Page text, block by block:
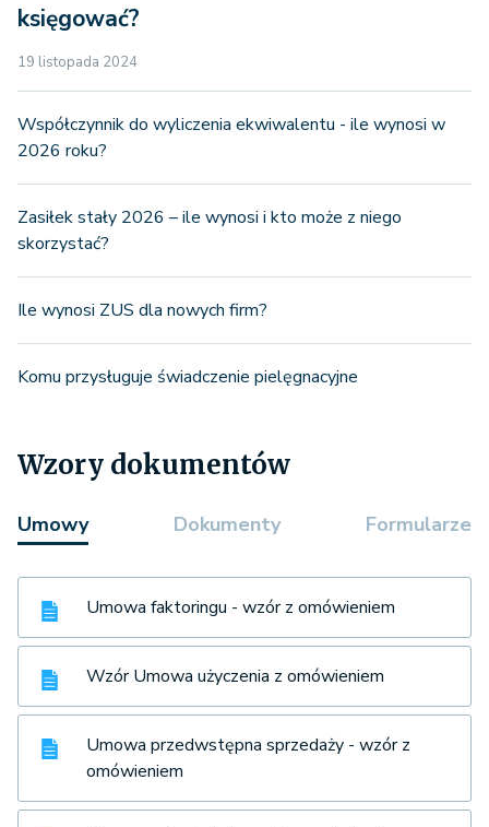
księgować?
19 listopada 2024
Współczynnik do wyliczenia ekwiwalentu - ile wynosi w
2026 roku?
Zasiłek stały 2026 – ile wynosi i kto może z niego
skorzystać?
Ile wynosi ZUS dla nowych firm?
Komu przysługuje świadczenie pielęgnacyjne
Wzory dokumentów
Umowy Dokumenty Formularze
Umowa faktoringu - wzór z omówieniem
Wzór Umowa użyczenia z omówieniem
Umowa przedwstępna sprzedaży - wzór z
omówieniem